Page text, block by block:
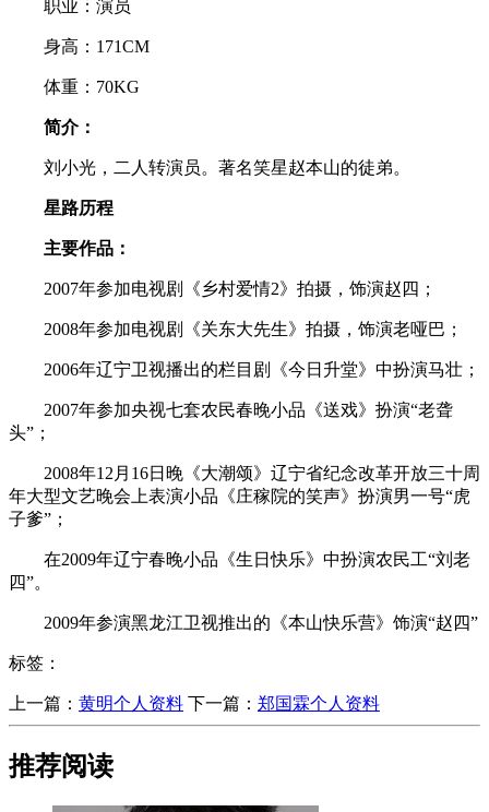
职业：演员
身高：171CM
体重：70KG
简介：
刘小光，二人转演员。著名笑星赵本山的徒弟。
星路历程
主要作品：
2007年参加电视剧《乡村爱情2》拍摄，饰演赵四；
2008年参加电视剧《关东大先生》拍摄，饰演老哑巴；
2006年辽宁卫视播出的栏目剧《今日升堂》中扮演马壮；
2007年参加央视七套农民春晚小品《送戏》扮演“老聋
头”；
2008年12月16日晚《大潮颂》辽宁省纪念改革开放三十周
年大型文艺晚会上表演小品《庄稼院的笑声》扮演男一号“虎
子爹”；
在2009年辽宁春晚小品《生日快乐》中扮演农民工“刘老
四”。
2009年参演黑龙江卫视推出的《本山快乐营》饰演“赵四”
标签：
上一篇： ​黄明个人资料 下一篇： ​郑国霖个人资料
推荐阅读